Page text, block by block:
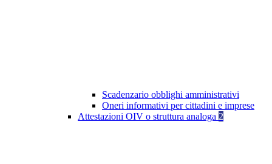
Scadenzario obblighi amministrativi
Oneri informativi per cittadini e imprese
Attestazioni OIV o struttura analoga 2